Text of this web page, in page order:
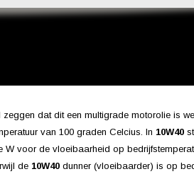
zeggen dat dit een multigrade motorolie is
van 100 graden Celcius. In 10W40
voor de vloeibaarheid op
de 10W40 dunner (vloeibaarder) is op